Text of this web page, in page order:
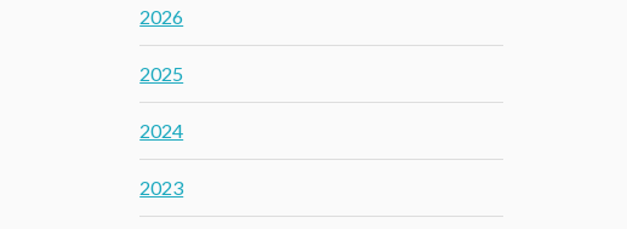
2026
2025
2024
2023